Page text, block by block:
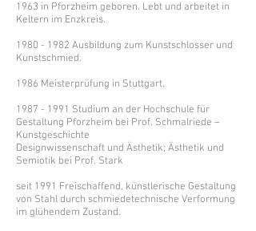
1963 in Pforzheim geboren. Lebt und arbeitet in
Keltern im Enzkreis.
1980 - 1982 Ausbildung zum Kunstschlosser und
Kunstschmied.
1986 Meisterprüfung in Stuttgart.
1987 - 1991 Studium an der Hochschule für
Gestaltung Pforzheim bei Prof. Schmalriede –
Kunstgeschichte
Designwissenschaft und Ästhetik; Ästhetik und
Semiotik bei Prof. Stark
seit 1991 Freischaffend, künstlerische Gestaltung
von Stahl durch schmiedetechnische Verformung
im glühendem Zustand.